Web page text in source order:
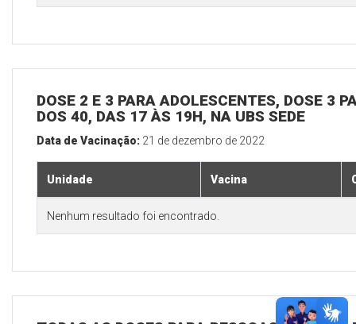
DOSE 2 E 3 PARA ADOLESCENTES, DOSE 3
DOS 40, DAS 17 ÀS 19H, NA UBS SEDE
Data de Vacinação: 21 de dezembro de 2022
Unidade Vacina
Nenhum resultado foi encontrado.